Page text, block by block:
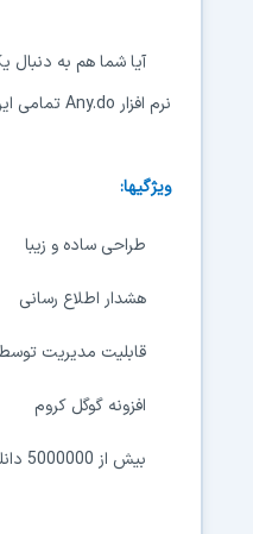
آیا شما هم به دنبال
نرم افزار Any.do تمامی این وظایف را به برای شما انجام می دهد.
ویژگیها:
طراحی ساده و زیبا
هشدار اطلاع رسانی
قابلیت مدیریت توسط
افزونه گوگل کروم
بیش از 5000000 دانلود از مارکت گوگل